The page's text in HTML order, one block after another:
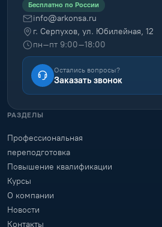
Бесплатно по России
info@arkonsa.ru
г. Серпухов, ул. Юбилейная, 12
пн–пт 9:00–18:00
Остались вопросы?
Заказать звонок
РАЗДЕЛЫ
Профессиональная
переподготовка
Повышение квалификации
Курсы
О компании
Новости
Контакты